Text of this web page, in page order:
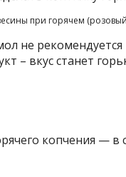
при горячем
не
– вкус станет
копчения —